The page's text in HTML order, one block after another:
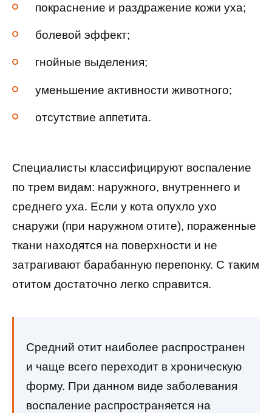
покраснение и раздражение кожи уха;
болевой эффект;
гнойные выделения;
уменьшение активности животного;
отсутствие аппетита.
Специалисты классифицируют воспаление
по трем видам: наружного, внутреннего и
среднего уха. Если у кота опухло ухо
снаружи (при наружном отите), пораженные
ткани находятся на поверхности и не
затрагивают барабанную перепонку. С таким
отитом достаточно легко справится.
Средний отит наиболее распространен
и чаще всего переходит в хроническую
форму. При данном виде заболевания
воспаление распространяется на